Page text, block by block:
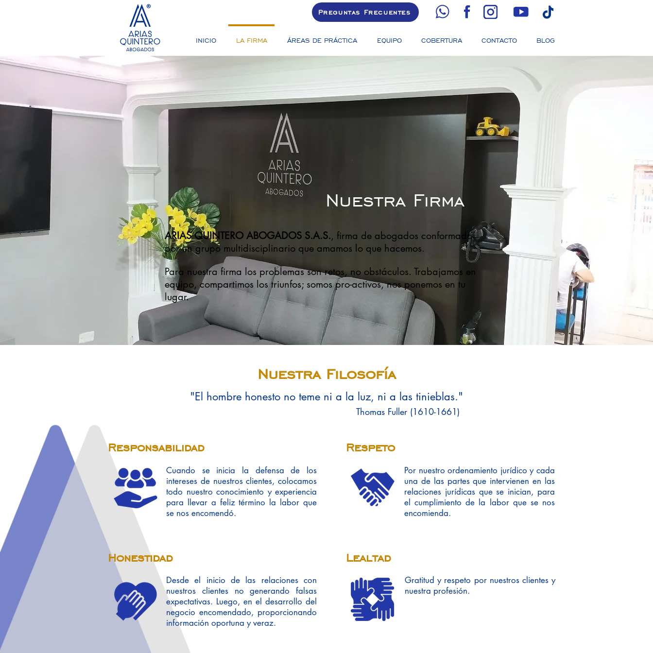
Preguntas Frecuentes
INICIO LA FIRMA ÁREAS DE PRÁCTICA EQUIPO COBERTURA CONTACTO BLOG
Nuestra Firma
ARIAS QUINTERO ABOGADOS S.A.S., firma de abogados conformado
por un grupo multidisciplinario que amamos lo que hacemos.
Para nuestra firma los problemas son retos, no obstáculos. Trabajamos en
equipo, compartimos los triunfos; somos pro-activos, nos ponemos en tu
lugar.
Nuestra Filosofía
"El hombre honesto no teme ni a la luz, ni a las tinieblas."
Thomas Fuller (1610-1661)
Responsabilidad
Cuando se inicia la defensa de los
intereses de nuestros clientes, colocamos
todo nuestro conocimiento y experiencia
para llevar a feliz término la labor que
se nos encomendó.
Respeto
Por nuestro ordenamiento jurídico y cada
una de las partes que intervienen en las
relaciones jurídicas que se inician, para
el cumplimiento de la labor que se nos
encomienda.
Honestidad
Desde el inicio de las relaciones con
nuestros clientes no generando falsas
expectativas. Luego, en el desarrollo del
negocio encomendado, proporcionando
información oportuna y veraz.
Lealtad
Gratitud y respeto por nuestros clientes y
nuestra profesión.